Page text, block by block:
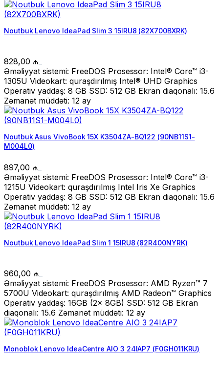
Noutbuk Lenovo IdeaPad Slim 3 15IRU8 (82X700BXRK)
828,00 ₼
Əməliyyat sistemi: FreeDOS Prosessor: Intel® Core™ i3-
1305U Videokart: quraşdırılmış Intel® UHD Graphics
Operativ yaddaş: 8 GB SSD: 512 GB Ekran diaqonalı: 15.6
Zəmanət müddəti: 12 ay
Noutbuk Asus VivoBook 15X K3504ZA-BQ122 (90NB11S1-
M004L0)
897,00 ₼
Əməliyyat sistemi: FreeDOS Prosessor: Intel® Core™ i3-
1215U Videokart: quraşdırılmış Intel Iris Xe Graphics
Operativ yaddaş: 8 GB SSD: 512 GB Ekran diaqonalı: 15.6
Zəmanət müddəti: 12 ay
Noutbuk Lenovo IdeaPad Slim 1 15IRU8 (82R400NYRK)
960,00 ₼
Əməliyyat sistemi: FreeDOS Prosessor: AMD Ryzen™ 7
5700U Videokart: quraşdırılmış AMD Radeon™ Graphics
Operativ yaddaş: 16GB (2x 8GB) SSD: 512 GB Ekran
diaqonalı: 15.6 Zəmanət müddəti: 12 ay
Monoblok Lenovo IdeaCentre AIO 3 24IAP7 (F0GH011KRU)